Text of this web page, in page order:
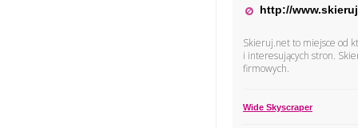
http://
Skieruj.net to miejsce od
i interesujących stron.
firmowych.
Wide Skyscraper